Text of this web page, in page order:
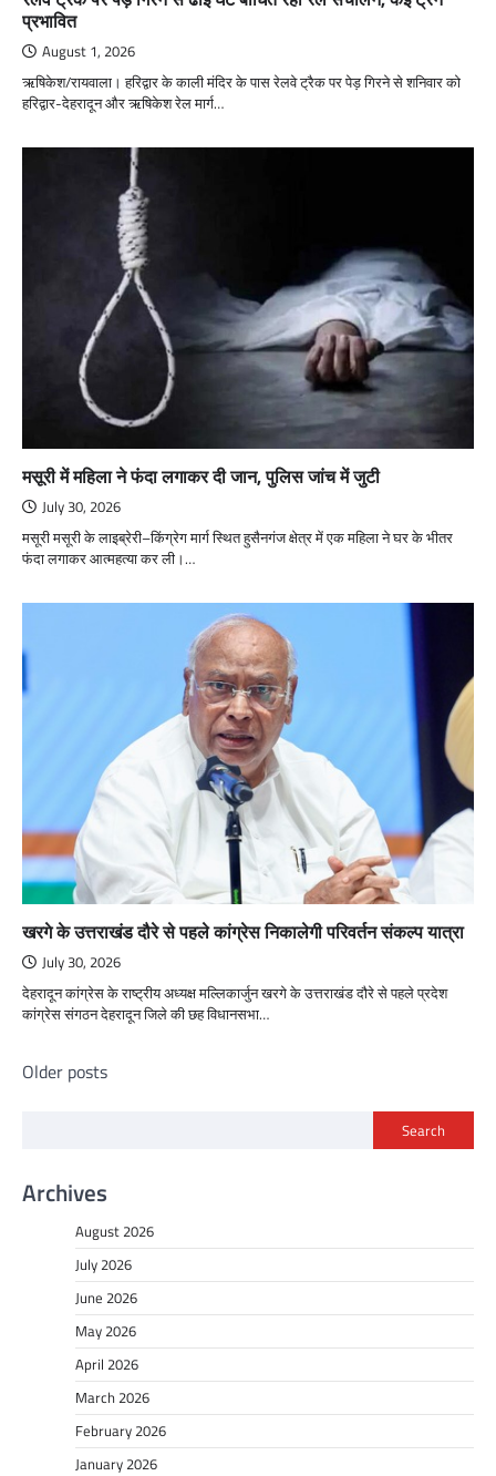
प्रभावित
August 1, 2026
ऋषिकेश/रायवाला। हरिद्वार के काली मंदिर के पास रेलवे ट्रैक पर पेड़ गिरने से शनिवार को
हरिद्वार-देहरादून और ऋषिकेश रेल मार्ग…
मसूरी में महिला ने फंदा लगाकर दी जान, पुलिस जांच में जुटी
July 30, 2026
मसूरी मसूरी के लाइब्रेरी–किंग्रेग मार्ग स्थित हुसैनगंज क्षेत्र में एक महिला ने घर के भीतर
फंदा लगाकर आत्महत्या कर ली।…
खरगे के उत्तराखंड दौरे से पहले कांग्रेस निकालेगी परिवर्तन संकल्प यात्रा
July 30, 2026
देहरादून कांग्रेस के राष्ट्रीय अध्यक्ष मल्लिकार्जुन खरगे के उत्तराखंड दौरे से पहले प्रदेश
कांग्रेस संगठन देहरादून जिले की छह विधानसभा…
Posts
Older posts
Search
Archives
August 2026
July 2026
June 2026
May 2026
April 2026
March 2026
February 2026
January 2026